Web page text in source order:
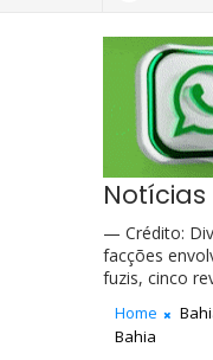
— Crédito:
facções
fuzis, cinco
Home
Bahia